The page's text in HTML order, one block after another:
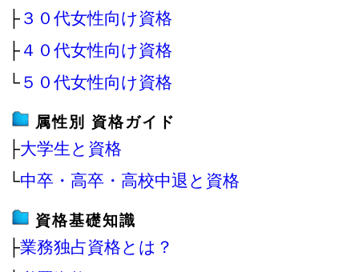
├ ３０代女性向け資格
├ ４０代女性向け資格
└ ５０代女性向け資格
属性別 資格ガイド
├大学生と資格
└中卒・高卒・高校中退と資格
資格基礎知識
├業務独占資格とは？